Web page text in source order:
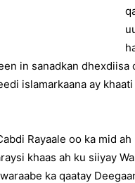
in sanadkan
islamarkaana ay
Rayaale oo ka mid
khaas ah ku siiyay
ka qaatay